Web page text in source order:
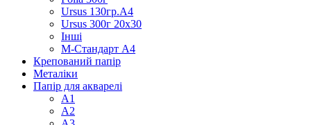
Ursus 130гр.А4
Ursus 300г 20х30
Інші
М-Стандарт А4
Крепований папір
Металіки
Папір для акварелі
А1
А2